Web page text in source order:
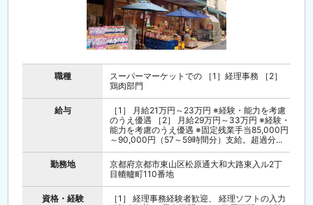
職種
スーパーマーケットでの ［1］経理事務 ［2］
鶏肉部門
給与
［1］ 月給21万円～23万円 ※経験・能力を考慮
のうえ優遇 ［2］ 月給29万円～33万円 ※経験・
能力を考慮のうえ優遇 ※固定残業手当85,000円
～90,000円（57～59時間分）支給。超過分...
勤務地
京都府京都市東山区松原通大和大路東入ル2丁
目轆轤町110番地
資格・経験
［1］ 経理事務経験者歓迎、 経理ソフトの入力